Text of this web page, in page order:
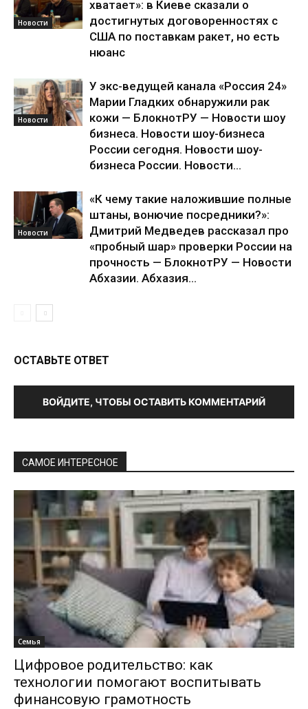
Новости
хватает»: в Киеве сказали о
достигнутых договоренностях с
США по поставкам ракет, но есть
нюанс
Новости
У экс-ведущей канала «Россия 24»
Марии Гладких обнаружили рак
кожи — БлокнотРУ — Новости шоу
бизнеса. Новости шоу-бизнеса
России сегодня. Новости шоу-
бизнеса России. Новости...
Новости
«К чему такие наложившие полные
штаны, вонючие посредники?»:
Дмитрий Медведев рассказал про
«пробный шар» проверки России на
прочность — БлокнотРУ — Новости
Абхазии. Абхазия...
ОСТАВЬТЕ ОТВЕТ
ВОЙДИТЕ, ЧТОБЫ ОСТАВИТЬ КОММЕНТАРИЙ
САМОЕ ИНТЕРЕСНОЕ
Семья
Цифровое родительство: как
технологии помогают воспитывать
финансовую грамотность